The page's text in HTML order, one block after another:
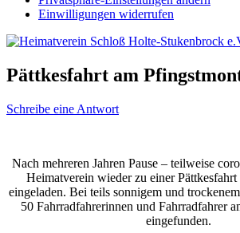
Einwilligungen widerrufen
Pättkesfahrt am
Schreibe eine Antwort
Nach mehreren Jahren Pause – teilweise
Heimatverein wieder zu einer
eingeladen. Bei teils sonnigem und
50 Fahrradfahrerinnen und Fahrradfahrer
eingefunden.